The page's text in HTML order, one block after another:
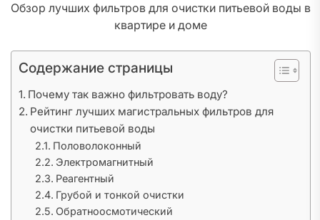
Обзор лучших фильтров для очистки питьевой воды в
квартире и доме
Содержание страницы
Почему так важно фильтровать воду?
Рейтинг лучших магистральных фильтров для
очистки питьевой воды
Половолоконный
Электромагнитный
Реагентный
Грубой и тонкой очистки
Обратноосмотический